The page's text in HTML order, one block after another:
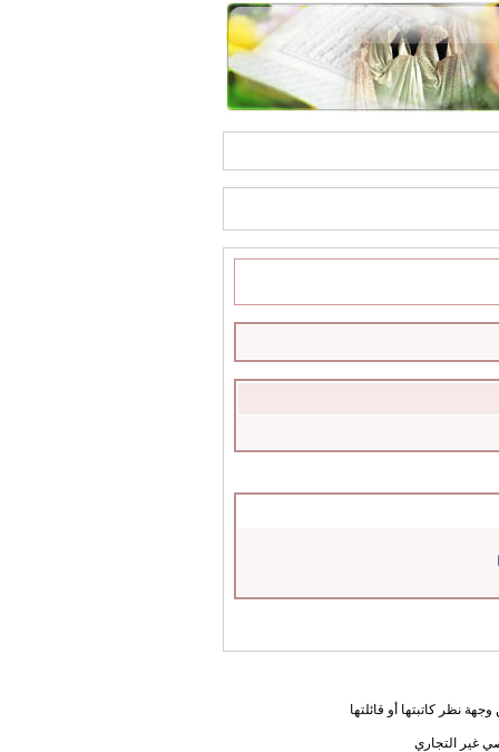
نظر كاتبتها أو قائلتها
غير التجاري